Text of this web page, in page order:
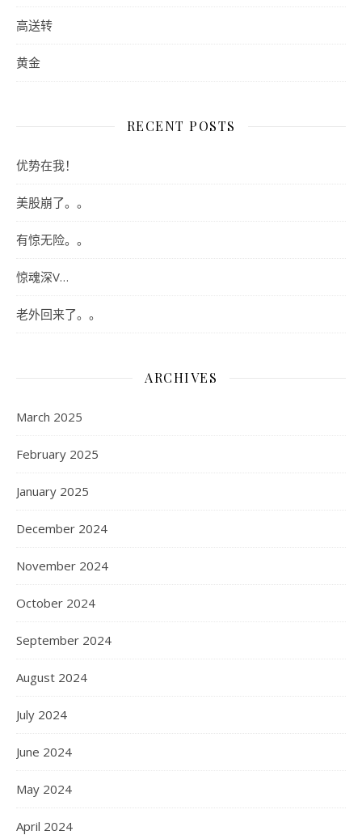
高送转
黄金
RECENT POSTS
优势在我！
美股崩了。。
有惊无险。。
惊魂深V…
老外回来了。。
ARCHIVES
March 2025
February 2025
January 2025
December 2024
November 2024
October 2024
September 2024
August 2024
July 2024
June 2024
May 2024
April 2024